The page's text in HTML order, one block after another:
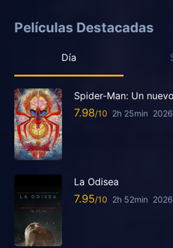
Películas Destacadas
Día
Spider-Man: Un
7.98 2h 25min 2026
La Odisea
7.95 2h 52min 2026